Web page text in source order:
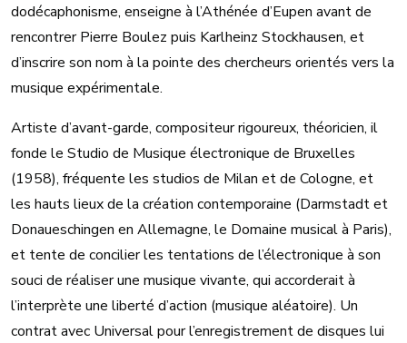
dodécaphonisme, enseigne à l’Athénée d’Eupen avant de
rencontrer Pierre Boulez puis Karlheinz Stockhausen, et
d’inscrire son nom à la pointe des chercheurs orientés vers la
musique expérimentale.
Artiste d’avant-garde, compositeur rigoureux, théoricien, il
fonde le Studio de Musique électronique de Bruxelles
(1958), fréquente les studios de Milan et de Cologne, et
les hauts lieux de la création contemporaine (Darmstadt et
Donaueschingen en Allemagne, le Domaine musical à Paris),
et tente de concilier les tentations de l’électronique à son
souci de réaliser une musique vivante, qui accorderait à
l’interprète une liberté d’action (musique aléatoire). Un
contrat avec Universal pour l’enregistrement de disques lui